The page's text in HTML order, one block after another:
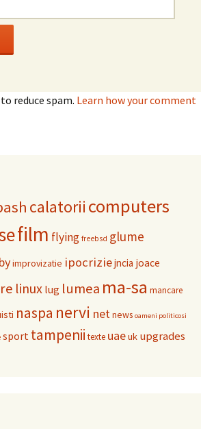
reduce spam. Learn how your comment
calatorii computers
film flying freebsd glume
improvizatie ipocriziejncia joace
linux lug lumea ma-sa mancare
naspa nervi netnews oameni politicosi
sport tampenii texte uaeuk upgrades